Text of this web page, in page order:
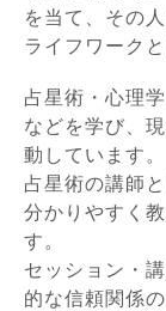
を当て、その
ライフワーク
占星術・心理
などを学び、
動しています。
占星術の講師
分かりやすく
す。
セッション・
的な信頼関係